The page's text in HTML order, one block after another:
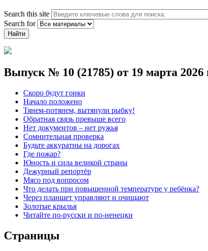
Search this site
Search for
Выпуск № 10 (21785) от 19 марта 2026
Скоро будут гонки
Начало положено
Тянем-потянем, вытянули рыбку!
Обратная связь превыше всего
Нет документов – нет ружья
Сомнительная проверка
Будьте аккуратны на дорогах
Где пожар?
Юность и сила великой страны
Дежурный репортёр
Мясо под вопросом
Что делать при повышенной температуре у ребёнка?
Через планшет управляют и очищают
Золотые крылья
Читайте по-русски и по-ненецки
Страницы